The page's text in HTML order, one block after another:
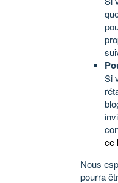
Si
ce
Nous
pourra